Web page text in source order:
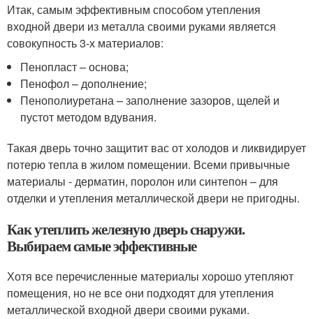
Итак, самым эффективным способом утепления
входной двери из металла своими руками является
совокупность 3-х материалов:
Пенопласт – основа;
Пенофол – дополнение;
Пенополиуретана – заполнение зазоров, щелей и
пустот методом вдувания.
Такая дверь точно защитит вас от холодов и ликвидирует
потерю тепла в жилом помещении. Всеми привычные
материалы - дерматин, поролон или синтепон – для
отделки и утепления металлической двери не пригодны.
Как утеплить железную дверь снаружи.
Выбираем самые эффективные
Хотя все перечисленные материалы хорошо утепляют
помещения, но не все они подходят для утепления
металлической входной двери своими руками.